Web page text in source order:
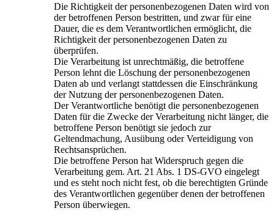
Die Richtigkeit der personenbezogenen Daten wird von
der betroffenen Person bestritten, und zwar für eine
Dauer, die es dem Verantwortlichen ermöglicht, die
Richtigkeit der personenbezogenen Daten zu
überprüfen.
Die Verarbeitung ist unrechtmäßig, die betroffene
Person lehnt die Löschung der personenbezogenen
Daten ab und verlangt stattdessen die Einschränkung
der Nutzung der personenbezogenen Daten.
Der Verantwortliche benötigt die personenbezogenen
Daten für die Zwecke der Verarbeitung nicht länger, die
betroffene Person benötigt sie jedoch zur
Geltendmachung, Ausübung oder Verteidigung von
Rechtsansprüchen.
Die betroffene Person hat Widerspruch gegen die
Verarbeitung gem. Art. 21 Abs. 1 DS-GVO eingelegt
und es steht noch nicht fest, ob die berechtigten Gründe
des Verantwortlichen gegenüber denen der betroffenen
Person überwiegen.